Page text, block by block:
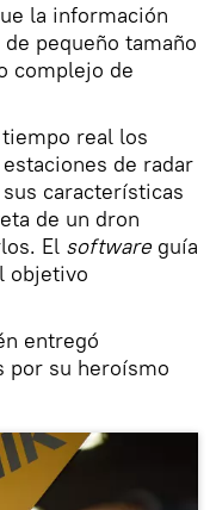
la información
pequeño tamaño
complejo de
real los
de radar
características
de un dron
El softwareguía
objetivo
entregó
por su heroísmo